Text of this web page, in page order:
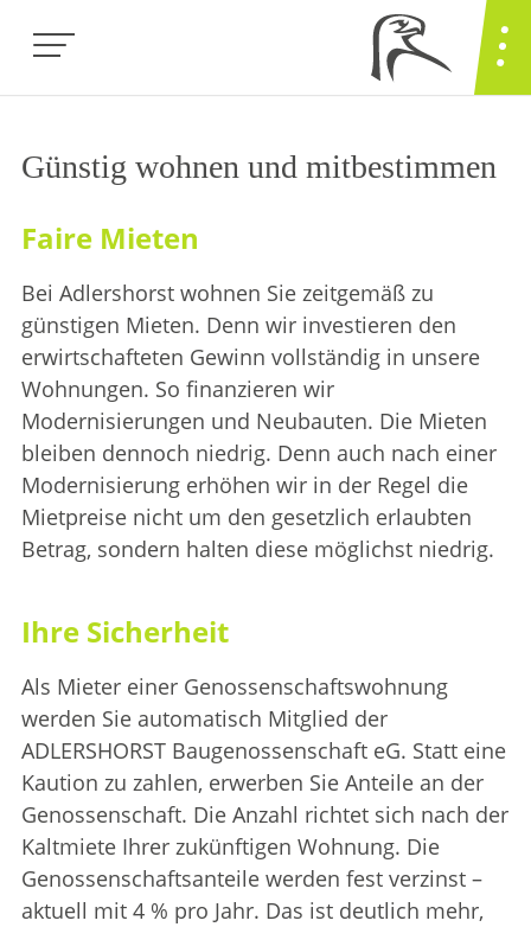
Günstig wohnen und mitbestimmen
Faire Mieten
Bei Adlershorst wohnen Sie zeitgemäß zu
günstigen Mieten. Denn wir investieren den
erwirtschafteten Gewinn vollständig in unsere
Wohnungen. So finanzieren wir
Modernisierungen und Neubauten. Die Mieten
bleiben dennoch niedrig. Denn auch nach einer
Modernisierung erhöhen wir in der Regel die
Mietpreise nicht um den gesetzlich erlaubten
Betrag, sondern halten diese möglichst niedrig.
Ihre Sicherheit
Als Mieter einer Genossenschaftswohnung
werden Sie automatisch Mitglied der
ADLERSHORST Baugenossenschaft eG. Statt eine
Kaution zu zahlen, erwerben Sie Anteile an der
Genossenschaft. Die Anzahl richtet sich nach der
Kaltmiete Ihrer zukünftigen Wohnung. Die
Genossenschaftsanteile werden fest verzinst –
aktuell mit 4 % pro Jahr. Das ist deutlich mehr,